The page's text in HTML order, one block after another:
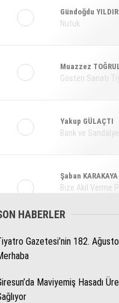
Gündoğdu
Nutuk
Muazzez
Gösteri Sanatı
Yakup GÜLAÇTI
Bank ve Sandalye
Şaban KARAKAYA
Bize Akıl Verme
Pınar HOLT
HABERLER
Gazetesi’nin 182.
Maviyemiş Hasadı